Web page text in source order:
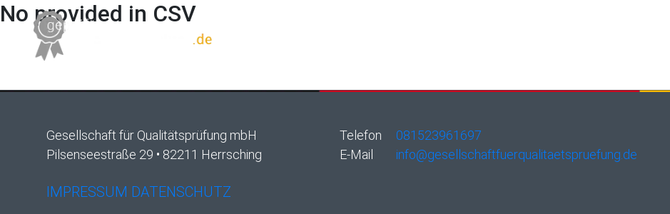
No provided in CSV
Gesellschaft für Qualitätsprüfung mbH
Pilsenseestraße 29 • 82211 Herrsching
Telefon
081523961697
E-Mail
info@gesellschaftfuerqualitaetspruefung.de
IMPRESSUM DATENSCHUTZ